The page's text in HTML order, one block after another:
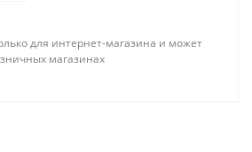
для интернет-магазина и может
магазинах